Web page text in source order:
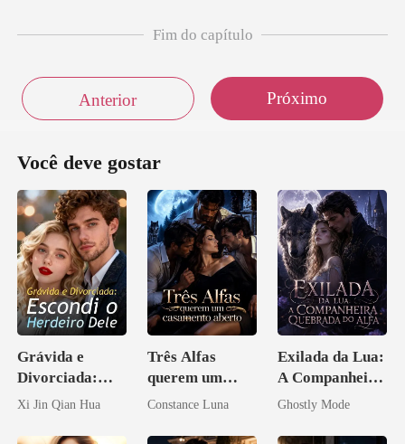
Fim do capítulo
Anterior Próximo
Você deve gostar
Grávida e
Divorciada:
Escondi o
Xi Jin Qian Hua
Três Alfas
querem um
casamento
Constance Luna
Exilada da Lua:
A Companheira
Quebrada do
Ghostly Mode